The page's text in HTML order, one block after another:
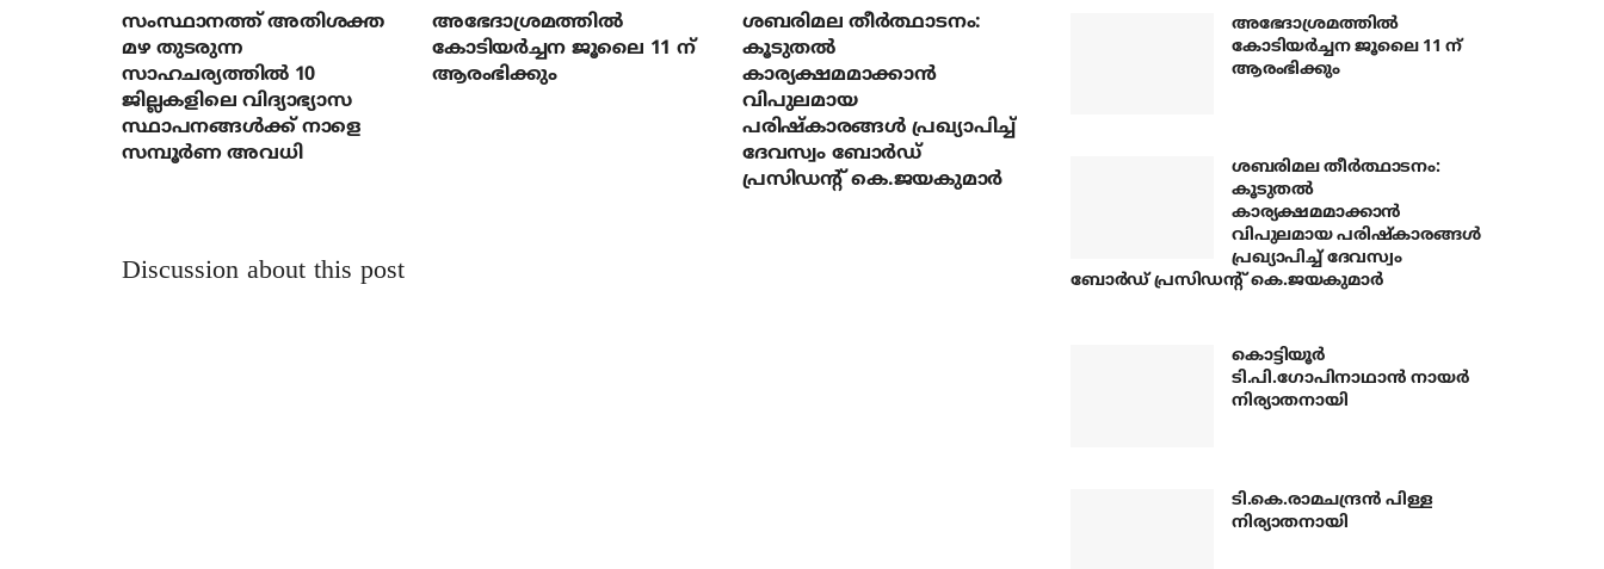
സംസ്ഥാനത്ത് അതിശക്ത
മഴ തുടരുന്ന
സാഹചര്യത്തിൽ 10
ജില്ലകളിലെ വിദ്യാഭ്യാസ
സ്ഥാപനങ്ങൾക്ക് നാളെ
സമ്പൂർണ അവധി
അഭേദാശ്രമത്തില്‍
കോടിയര്‍ച്ചന ജൂലൈ 11 ന്
ആരംഭിക്കും
ശബരിമല തീര്‍ത്ഥാടനം:
കൂടുതല്‍
കാര്യക്ഷമമാക്കാന്‍
വിപുലമായ
പരിഷ്‌കാരങ്ങള്‍ പ്രഖ്യാപിച്ച്
ദേവസ്വം ബോര്‍ഡ്
പ്രസിഡന്റ് കെ.ജയകുമാര്‍
Discussion about this post
അഭേദാശ്രമത്തില്‍
കോടിയര്‍ച്ചന ജൂലൈ 11 ന്
ആരംഭിക്കും
ശബരിമല തീര്‍ത്ഥാടനം:
കൂടുതല്‍
കാര്യക്ഷമമാക്കാന്‍
വിപുലമായ പരിഷ്‌കാരങ്ങള്‍
പ്രഖ്യാപിച്ച് ദേവസ്വം
ബോര്‍ഡ് പ്രസിഡന്റ് കെ.ജയകുമാര്‍
കൊട്ടിയൂര്‍
ടി.പി.ഗോപിനാഥാന്‍ നായര്‍
നിര്യാതനായി
ടി.കെ.രാമചന്ദ്രന്‍ പിള്ള
നിര്യാതനായി